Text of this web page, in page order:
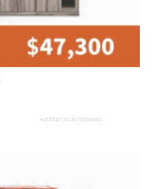
A0730017000.A0730016002